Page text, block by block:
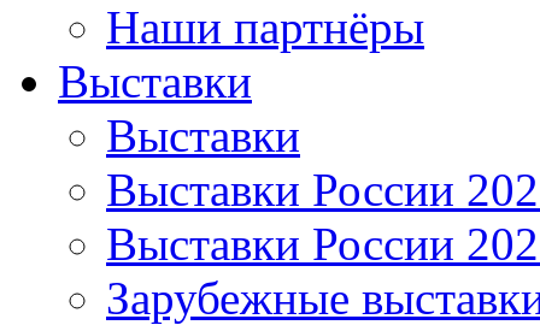
Наши партнёры
Выставки
Выставки
Выставки России
Выставки России
Зарубежные